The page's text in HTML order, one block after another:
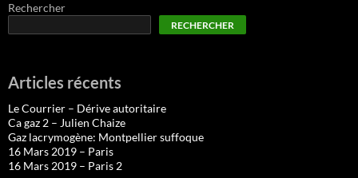
Rechercher
RECHERCHER
Articles récents
Le Courrier – Dérive autoritaire
Ca gaz 2 – Julien Chaize
Gaz lacrymogène: Montpellier suffoque
16 Mars 2019 – Paris
16 Mars 2019 – Paris 2